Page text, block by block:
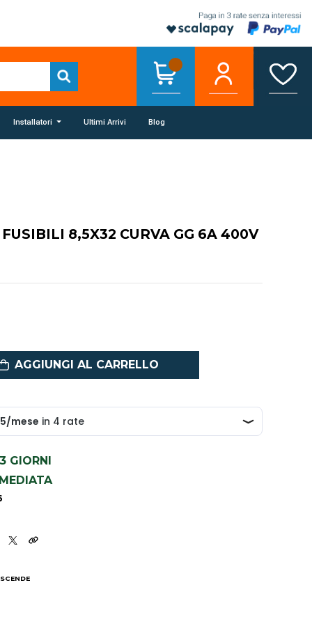
Installatori Ultimi Arrivi Blog
8,5X32 CURVA GG 6A 400V
AGGIUNGI AL CARRELLO
GIORNI